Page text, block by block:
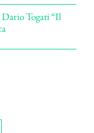
Dario Togati “Il